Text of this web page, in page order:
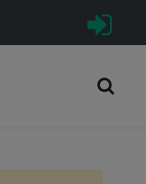
الجزائرية